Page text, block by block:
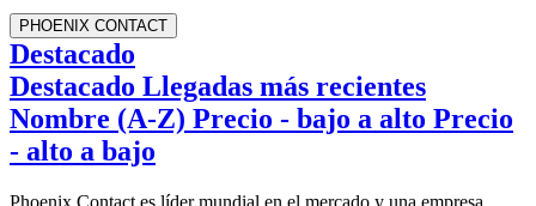
PHOENIX CONTACT
Destacado
Destacado Llegadas más recientes
Nombre (A-Z) Precio - bajo a alto Precio
- alto a bajo
Phoenix Contact es líder mundial en el mercado y una empresa